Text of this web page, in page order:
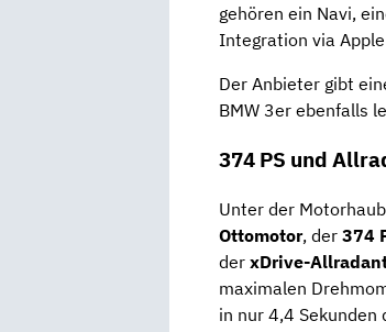
gehören ein Navi,
Integration via
Der Anbieter gibt
BMW 3er ebenfalls
374 PS und
Unter der
Ottomotor, der 374
der xDrive-
maximalen
in nur 4,4